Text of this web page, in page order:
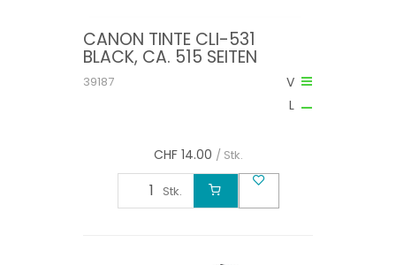
CANON TINTE CLI-531
BLACK, CA. 515 SEITEN
V
L
39187
CHF 14.00 / Stk.
Stk.